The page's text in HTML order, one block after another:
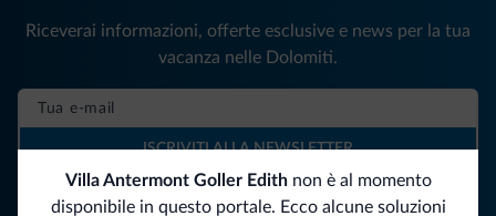
Villa Antermont Goller Edithnon è al momento
disponibile in questo portale. Ecco alcune soluzioni
Riceverai informazioni, offerte esclusive e news per la tua
vacanza nelle Dolomiti.
ISCRIVITI ALLA NEWSLETTER